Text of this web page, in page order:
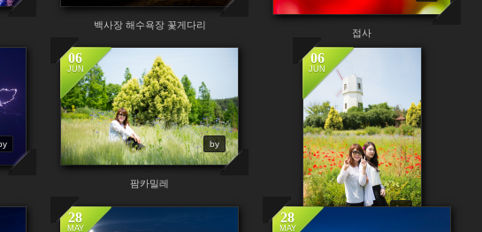
백사장 해수욕장 꽃게다리
접사
06
JUN
by
팜카밀레
06
JUN
by
28
MAY
28
MAY